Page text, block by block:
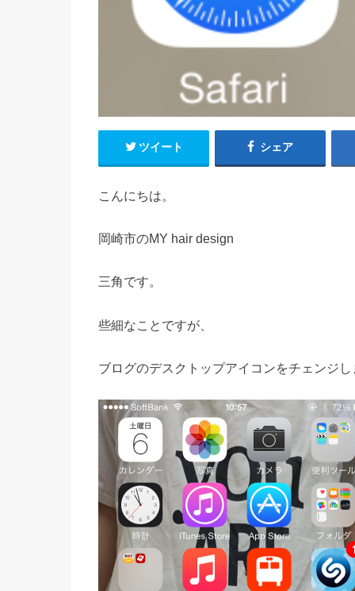
ツイート シェア
こんにちは。
岡崎市のMY hair design
三角です。
些細なことですが、
ブログのデスクトップアイコンをチェンジ